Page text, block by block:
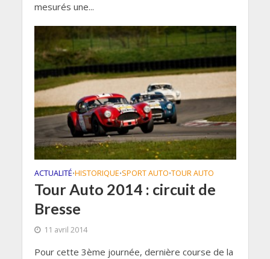
mesurés une...
ACTUALITÉ•HISTORIQUE•SPORT AUTO•TOUR AUTO
Tour Auto 2014 : circuit de
Bresse
11 avril 2014
Pour cette 3ème journée, dernière course de la